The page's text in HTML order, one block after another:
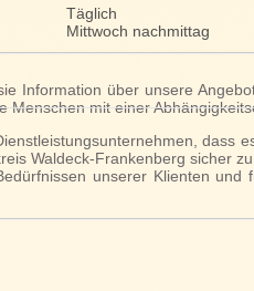
Täglich
Mittwoch nachmittag
Information über unsere
Menschen mit einer
dass
Waldeck-Frankenberg sicher
unserer Klienten